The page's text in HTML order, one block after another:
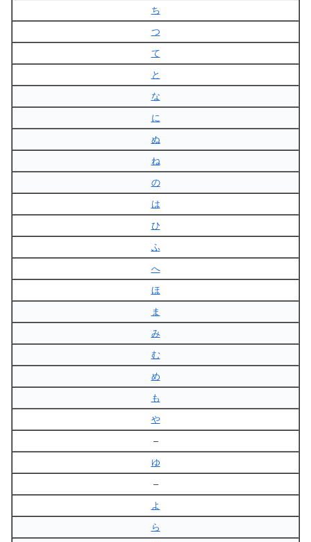
ち
つ
て
と
な
に
ぬ
ね
の
は
ひ
ふ
へ
ほ
ま
み
む
め
も
や
–
ゆ
–
よ
ら